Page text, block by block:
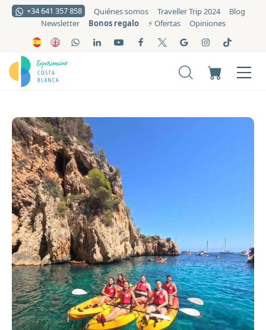
+34 641 357 858 Quiénes somos Traveller Trip 2024
Blog
Newsletter
Bonos regalo ⚡️ Ofertas Opiniones